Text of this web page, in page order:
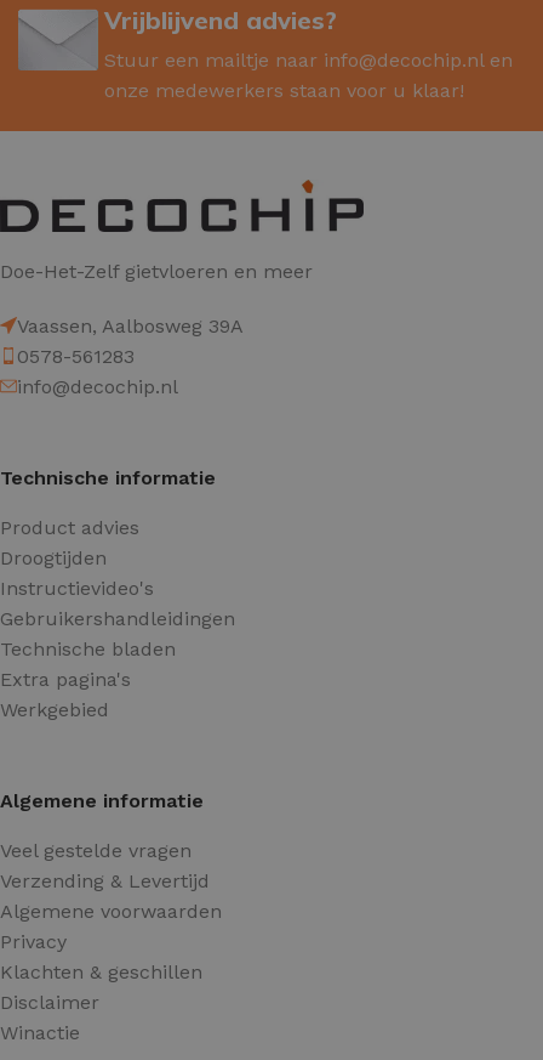
Vrijblijvend advies?
Stuur een mailtje naar info@decochip.nlen
onze medewerkers staan voor u klaar!
Doe-Het-Zelf gietvloeren en meer
Vaassen, Aalbosweg 39A
0578-561283
info@decochip.nl
Technische informatie
Product advies
Droogtijden
Instructievideo's
Gebruikershandleidingen
Technische bladen
Extra pagina's
Werkgebied
Algemene informatie
Veel gestelde vragen
Verzending & Levertijd
Algemene voorwaarden
Privacy
Klachten & geschillen
Disclaimer
Winactie